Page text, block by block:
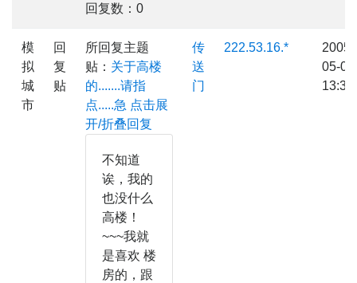
回复数：0
模
拟
城
市
回
复
贴
所回复主题
贴： 关于高楼
的.......请指
点.....急 点击展
开/折叠回复
不知道
诶，我的
也没什么
高楼！
~~~我就
是喜欢 楼
房的，跟
传
送
门
222.53.16.*
2005-
05-07
13:36